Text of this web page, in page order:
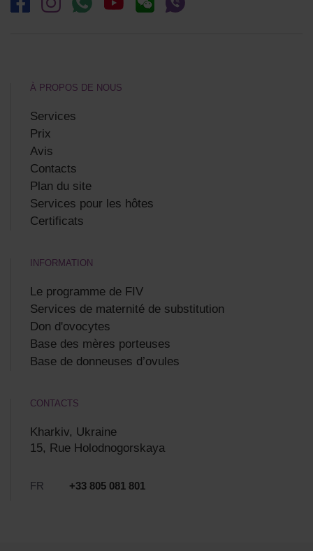
À PROPOS DE NOUS
Services
Prix
Avis
Contacts
Plan du site
Services pour les hôtes
Certificats
INFORMATION
Le programme de FIV
Services de maternité de substitution
Don d'ovocytes
Base des mères porteuses
Base de donneuses d’ovules
CONTACTS
Kharkiv, Ukraine
15, Rue Holodnogorskaya
FR +33 805 081 801